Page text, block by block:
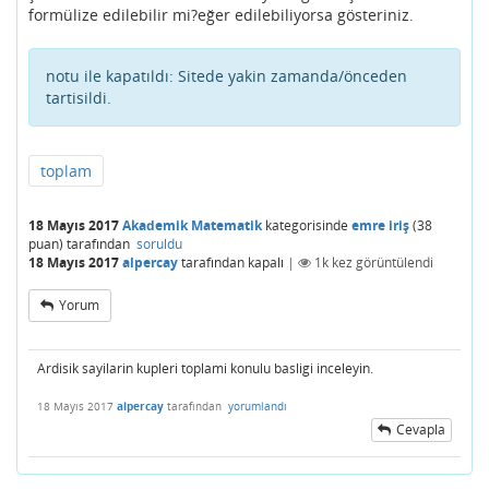
formülize edilebilir mi?eğer edilebiliyorsa gösteriniz.
notu ile kapatıldı: Sitede yakin zamanda/önceden
tartisildi.
toplam
18 Mayıs 2017Akademik Matematikkategorisinde emre iriş(38
puan) tarafından soruldu
18 Mayıs 2017alpercaytarafından kapalı | 1k kez görüntülendi
Yorum
Ardisik sayilarin kupleri toplami konulu basligi inceleyin.
18 Mayıs 2017 alpercay tarafından yorumlandı
Cevapla